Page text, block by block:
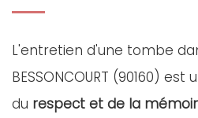
L'entretien d'une tombe
BESSONCOURT (90160)
du respect et de la